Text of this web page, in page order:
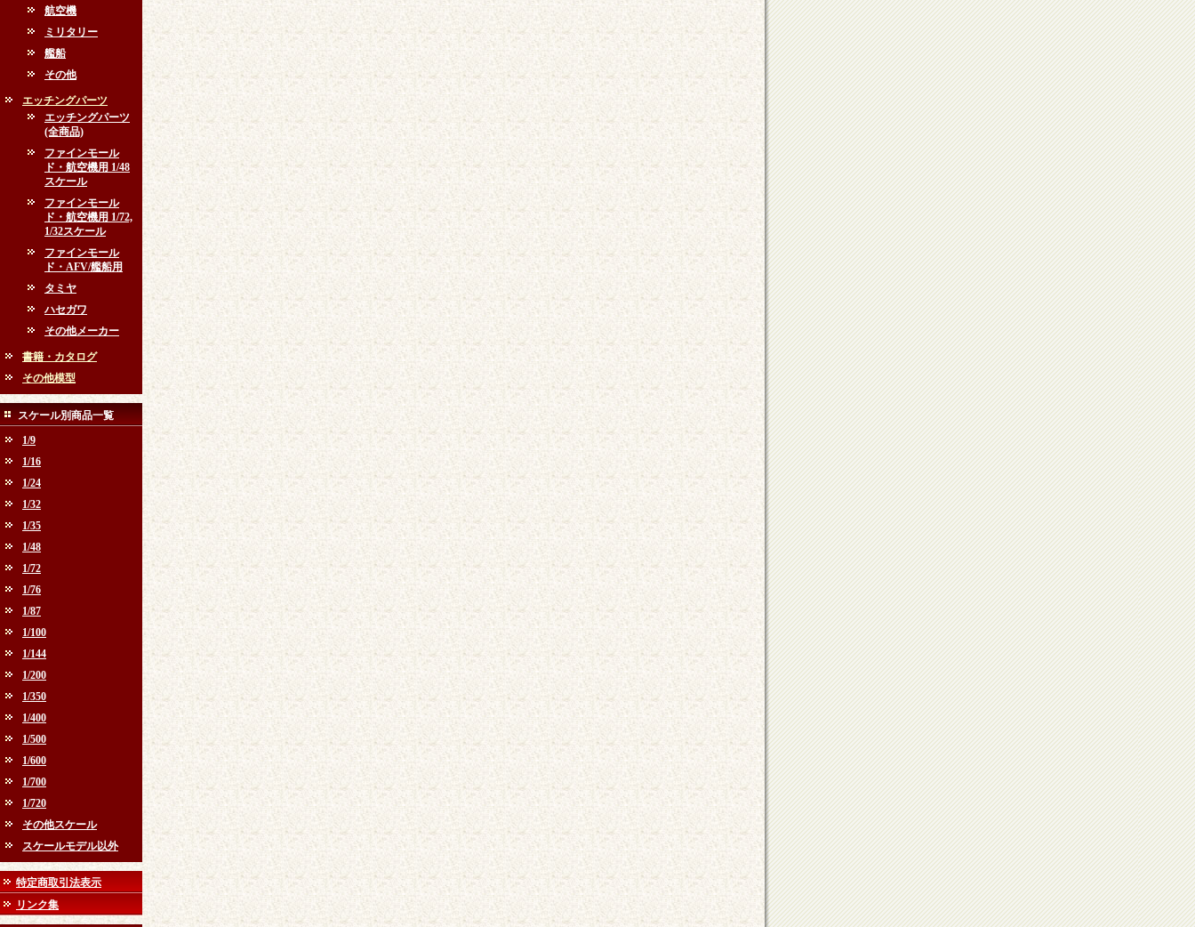
航空機
ミリタリー
艦船
その他
エッチングパーツ
エッチングパーツ
(全商品)
ファインモール
ド・航空機用 1/48
スケール
ファインモール
ド・航空機用 1/72,
1/32スケール
ファインモール
ド・AFV/艦船用
タミヤ
ハセガワ
その他メーカー
書籍・カタログ
その他模型
スケール別商品一覧
1/9
1/16
1/24
1/32
1/35
1/48
1/72
1/76
1/87
1/100
1/144
1/200
1/350
1/400
1/500
1/600
1/700
1/720
その他スケール
スケールモデル以外
特定商取引法表示
リンク集